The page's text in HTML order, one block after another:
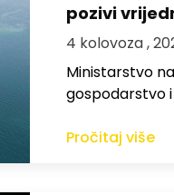
pozivi
4 kolovoza ,
Ministarstvo
gospodarstvo
Pročitaj više